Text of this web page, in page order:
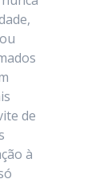
de
à